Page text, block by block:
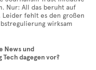
Nur: All das beruht auf
fehlt es den großen
wirksam
News und
dagegen vor?